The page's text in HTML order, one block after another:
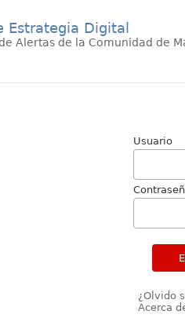
Estrategia Digital
Alertas de la Comunidad de
Usuario
¿Olvido
Acerca